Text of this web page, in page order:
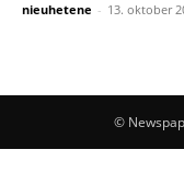
nieuhetene - 13. oktober
©